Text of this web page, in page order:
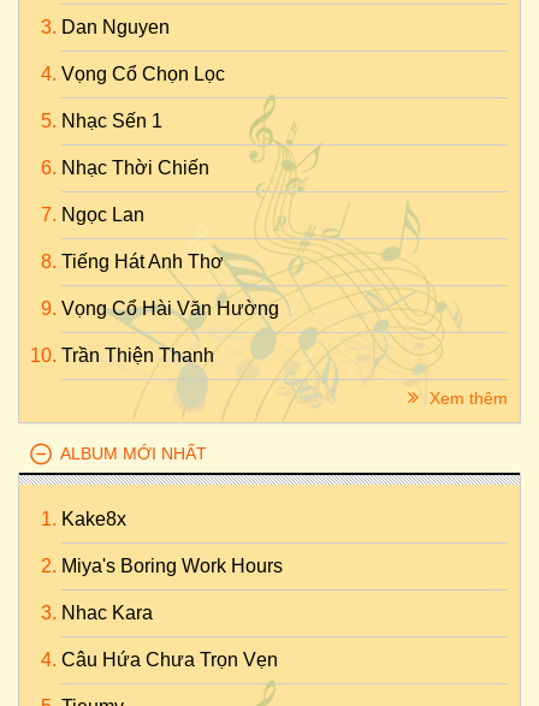
Dan Nguyen
Vọng Cổ Chọn Lọc
Nhạc Sến 1
Nhạc Thời Chiến
Ngọc Lan
Tiếng Hát Anh Thơ
Vọng Cổ Hài Văn Hường
Trần Thiện Thanh
Xem thêm
ALBUM MỚI NHẤT
Kake8x
Miya's Boring Work Hours
Nhac Kara
Câu Hứa Chưa Trọn Vẹn